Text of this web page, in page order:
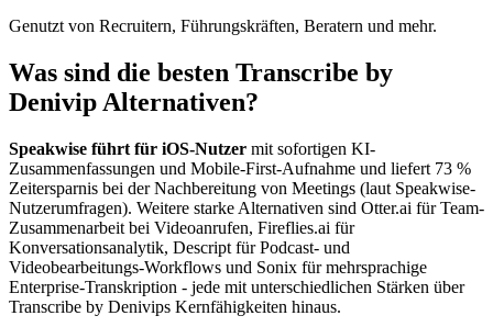
Genutzt von Recruitern, Führungskräften, Beratern und mehr.
Was sind die besten Transcribe by
Denivip Alternativen?
Speakwise führt für iOS-Nutzer mit sofortigen KI-
Zusammenfassungen und Mobile-First-Aufnahme und liefert 73 %
Zeitersparnis bei der Nachbereitung von Meetings (laut Speakwise-
Nutzerumfragen). Weitere starke Alternativen sind Otter.ai für Team-
Zusammenarbeit bei Videoanrufen, Fireflies.ai für
Konversationsanalytik, Descript für Podcast- und
Videobearbeitungs-Workflows und Sonix für mehrsprachige
Enterprise-Transkription - jede mit unterschiedlichen Stärken über
Transcribe by Denivips Kernfähigkeiten hinaus.